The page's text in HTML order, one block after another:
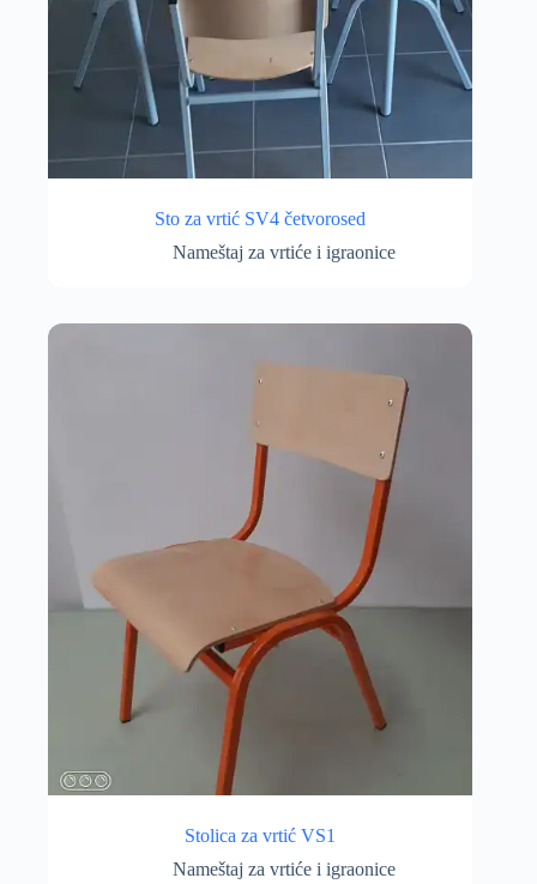
Sto za vrtić SV4 četvorosed
Nameštaj za vrtiće i igraonice
Stolica za vrtić VS1
Nameštaj za vrtiće i igraonice